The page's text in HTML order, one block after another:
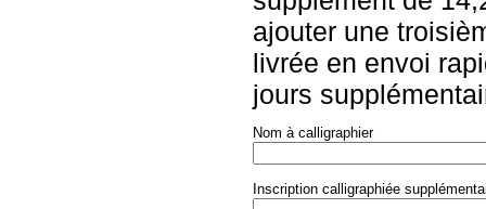
ajouter une
livrée en envoi
jours
Nom à calligraphier
Inscription calligraphiée